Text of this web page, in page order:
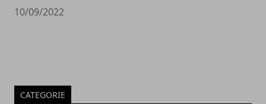
10/09/2022
CATEGORIE